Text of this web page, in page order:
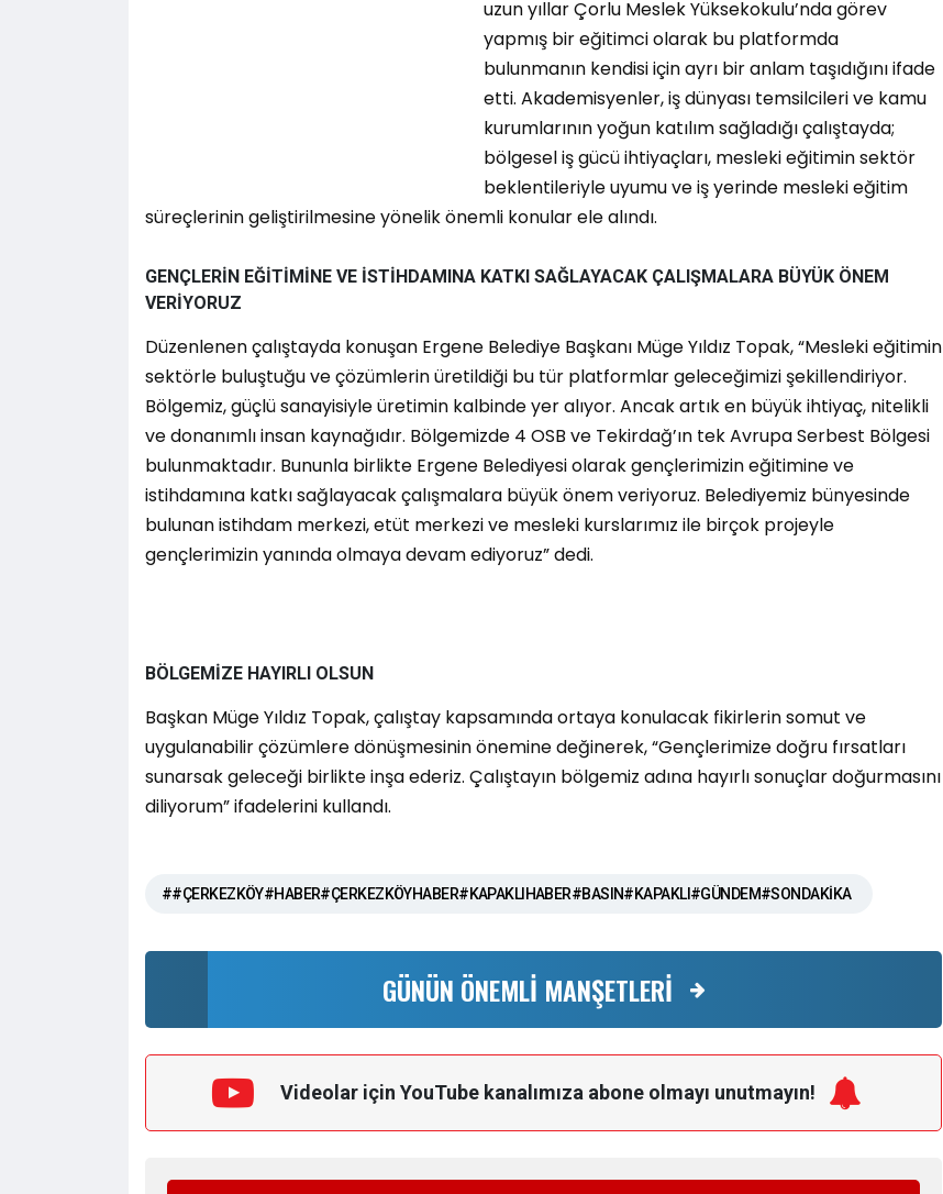
uzun yıllar Çorlu Meslek Yüksekokulu’nda görev
yapmış bir eğitimci olarak bu platformda
bulunmanın kendisi için ayrı bir anlam taşıdığını ifade
etti. Akademisyenler, iş dünyası temsilcileri ve kamu
kurumlarının yoğun katılım sağladığı çalıştayda;
bölgesel iş gücü ihtiyaçları, mesleki eğitimin sektör
beklentileriyle uyumu ve iş yerinde mesleki eğitim
süreçlerinin geliştirilmesine yönelik önemli konular ele alındı.
GENÇLERİN EĞİTİMİNE VE İSTİHDAMINA KATKI SAĞLAYACAK ÇALIŞMALARA BÜYÜK ÖNEM
VERİYORUZ
Düzenlenen çalıştayda konuşan Ergene Belediye Başkanı Müge Yıldız Topak, “Mesleki eğitimin
sektörle buluştuğu ve çözümlerin üretildiği bu tür platformlar geleceğimizi şekillendiriyor.
Bölgemiz, güçlü sanayisiyle üretimin kalbinde yer alıyor. Ancak artık en büyük ihtiyaç, nitelikli
ve donanımlı insan kaynağıdır. Bölgemizde 4 OSB ve Tekirdağ’ın tek Avrupa Serbest Bölgesi
bulunmaktadır. Bununla birlikte Ergene Belediyesi olarak gençlerimizin eğitimine ve
istihdamına katkı sağlayacak çalışmalara büyük önem veriyoruz. Belediyemiz bünyesinde
bulunan istihdam merkezi, etüt merkezi ve mesleki kurslarımız ile birçok projeyle
gençlerimizin yanında olmaya devam ediyoruz” dedi.
BÖLGEMİZE HAYIRLI OLSUN
Başkan Müge Yıldız Topak, çalıştay kapsamında ortaya konulacak fikirlerin somut ve
uygulanabilir çözümlere dönüşmesinin önemine değinerek, “Gençlerimize doğru fırsatları
sunarsak geleceği birlikte inşa ederiz. Çalıştayın bölgemiz adına hayırlı sonuçlar doğurmasını
diliyorum” ifadelerini kullandı.
##ÇERKEZKÖY#HABER#ÇERKEZKÖYHABER#KAPAKLIHABER#BASIN#KAPAKLI#GÜNDEM#SONDAKİKA
GÜNÜN ÖNEMLİ MANŞETLERİ
Videolar için YouTube kanalımıza abone olmayı unutmayın!